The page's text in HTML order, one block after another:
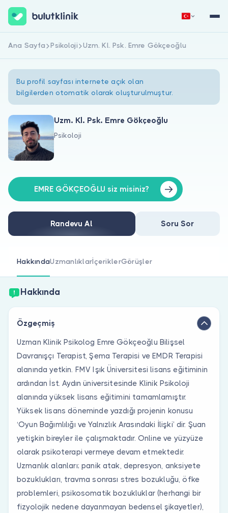
Hakkımızda
Doktorlar için
Doktor musunuz?
Hemen Kaydol Giriş Yap
Ana Sayfa Psikoloji Uzm. Kl. Psk. Emre Gökçeoğlu
Bu profil sayfası internete açık olan
bilgilerden otomatik olarak oluşturulmuştur.
Uzm. Kl. Psk. Emre Gökçeoğlu
Psikoloji
EMRE GÖKÇEOĞLU siz misiniz?
Randevu Al Soru Sor
HakkındaUzmanlıklarİçeriklerGörüşler
Hakkında
Özgeçmiş
Uzman Klinik Psikolog Emre Gökçeoğlu Bilişsel
Davranışçı Terapist, Şema Terapisi ve EMDR Terapisi
alanında yetkin. FMV Işık Üniversitesi lisans eğitiminin
ardından İst. Aydın üniversitesinde Klinik Psikoloji
alanında yüksek lisans eğitimini tamamlamıştır.
Yüksek lisans döneminde yazdığı projenin konusu
‘Oyun Bağımlılığı ve Yalnızlık Arasındaki İlişki’ dir. Şuan
yetişkin bireyler ile çalışmaktadır. Online ve yüzyüze
olarak psikoterapi vermeye devam etmektedir.
Uzmanlık alanları; panik atak, depresyon, anksiyete
bozuklukları, travma sonrası stres bozukluğu, öfke
problemleri, psikosomatik bozukluklar (herhangi bir
fizyolojik nedene dayanmayan bedensel şikayetler),